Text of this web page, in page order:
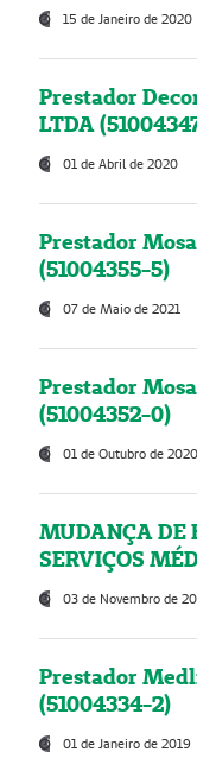
15 de Janeiro de 2020
Prestador
LTDA
01 de Abril de 2020
Prestador
(51004355-5)
07 de Maio de 2021
Prestador
(51004352-0)
01 de Outubro de 2020
MUDANÇA DE
SERVIÇOS
03 de Novembro de
Prestador
(51004334-2)
01 de Janeiro de 2019